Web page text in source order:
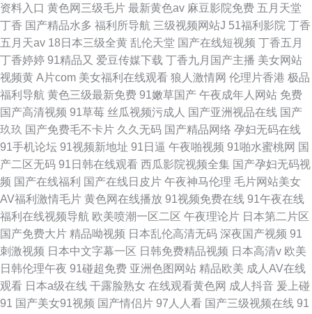
资料入口 黄色网三级毛片 最新黄色av 麻豆影院免费 五月天堂
丁香 国产精品水多 福利所导航 三级视频网站J 51福利影院 丁香
五月天av 18日本三级全黄 乱伦天堂 国产在线短视频 丁香五月
丁香婷婷 91精品又 爱豆传媒下载 丁香九月国产主播 美女网站
视频黄 A片com 美女福利在线观看 狼人激情网 伦理片香港 极品
福利导航 黄色三级最新免费 91嫩草国产 午夜成年人网站 免费
国产高清视频 91草莓 丝瓜视频污成人 国产亚洲视品在线 国产
玖玖 国产免费毛不卡片 久久无码 国产精品网络 孕妇无码在线
91手机论坛 91视频新地址 91日逼 午夜啪视频 91啪水蜜桃网 国
产二区无码 91日韩在线观看 西瓜影院视频全集 国产孕妇无码视
频 国产在线福利 国产在线日皮片 午夜神马伦理 毛片网站美女
AV福利激情毛片 黄色网在线播放 91视频免费在线 91午夜在线
福利在线视频导航 欧美喷潮一区二区 午夜理论片 日本第二片区
国产免费大片 精品呦视频 日本乱伦高清无码 深夜国产视频 91
刺激视频 日本中文字幕一区 日韩免费精品视频 日本高清v 欧美
日韩伦理午夜 91碰超免费 亚洲色图网站 精品欧美 成人AV在线
观看 日本a级在线 干露脸熟女 在线观看黄色网 成人抖音 爰上碰
91 国产美女91视频 国产情侣片 97人人看 国产三级视频在线 91